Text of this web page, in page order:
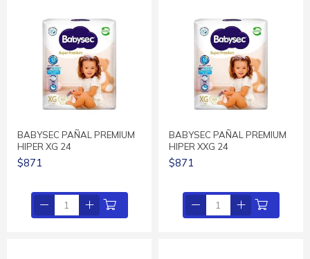
BABYSEC PAÑAL PREMIUM
HIPER XG 24
$871
BABYSEC PAÑAL PREMIUM
HIPER XXG 24
$871